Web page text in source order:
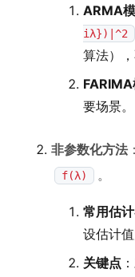
ARMA
iλ})|^2
算法）
FARIMA
要场景。
非参数化方法
f(λ) 。
常用估
设估计
关键点